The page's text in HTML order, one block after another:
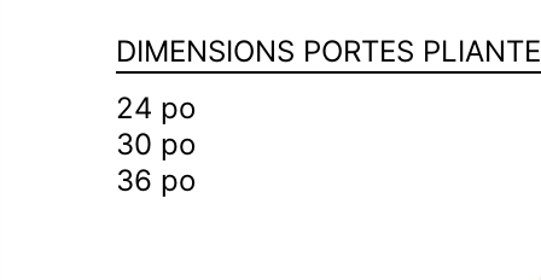
DIMENSIONS PORTES
24 po
30 po
36 po